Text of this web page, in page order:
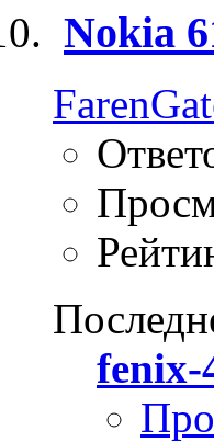
Nokia
fenix-